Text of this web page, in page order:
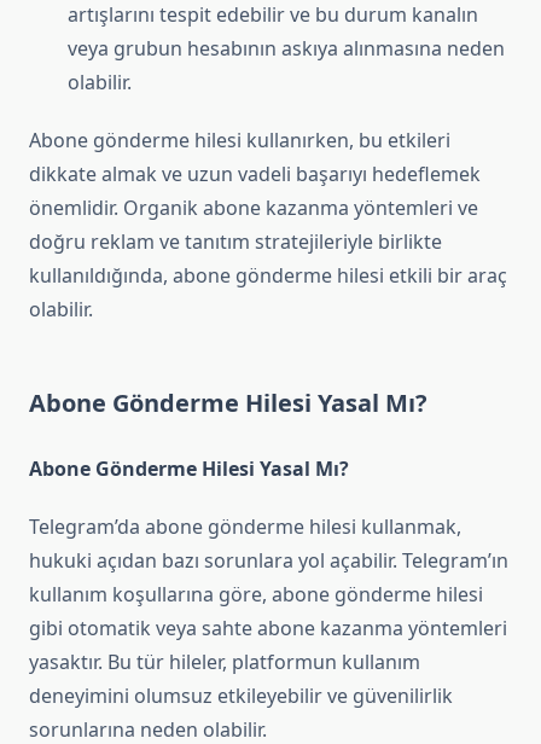
artışlarını tespit edebilir ve bu durum kanalın
veya grubun hesabının askıya alınmasına neden
olabilir.
Abone gönderme hilesi kullanırken, bu etkileri
dikkate almak ve uzun vadeli başarıyı hedeflemek
önemlidir. Organik abone kazanma yöntemleri ve
doğru reklam ve tanıtım stratejileriyle birlikte
kullanıldığında, abone gönderme hilesi etkili bir araç
olabilir.
Abone Gönderme Hilesi Yasal Mı?
Abone Gönderme Hilesi Yasal Mı?
Telegram’da abone gönderme hilesi kullanmak,
hukuki açıdan bazı sorunlara yol açabilir. Telegram’ın
kullanım koşullarına göre, abone gönderme hilesi
gibi otomatik veya sahte abone kazanma yöntemleri
yasaktır. Bu tür hileler, platformun kullanım
deneyimini olumsuz etkileyebilir ve güvenilirlik
sorunlarına neden olabilir.